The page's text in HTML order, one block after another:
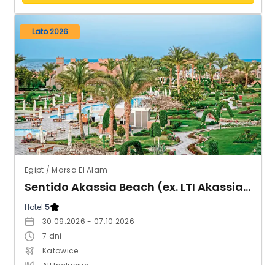
Lato 2026
Egipt / Marsa El Alam
Sentido Akassia Beach (ex. LTI Akassia Beach)
Hotel:5
30.09.2026 - 07.10.2026
7 dni
Katowice